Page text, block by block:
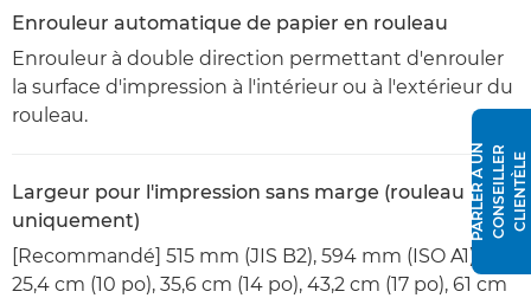
Enrouleur automatique de papier en rouleau
Enrouleur à double direction permettant d'enrouler
la surface d'impression à l'intérieur ou à l'extérieur du
rouleau.
Largeur pour l'impression sans marge (rouleau
uniquement)
[Recommandé] 515 mm (JIS B2), 594 mm (ISO A1),
25,4 cm (10 po), 35,6 cm (14 po), 43,2 cm (17 po), 61 cm
P
A
R
L
E
R
À U
N
C
O
N
S
E
I
L
L
E
R
C
L
I
E
N
T
È
L E